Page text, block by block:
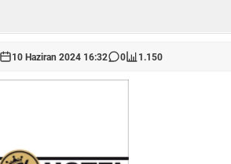
10 Haziran 2024 16:32 0 1.150